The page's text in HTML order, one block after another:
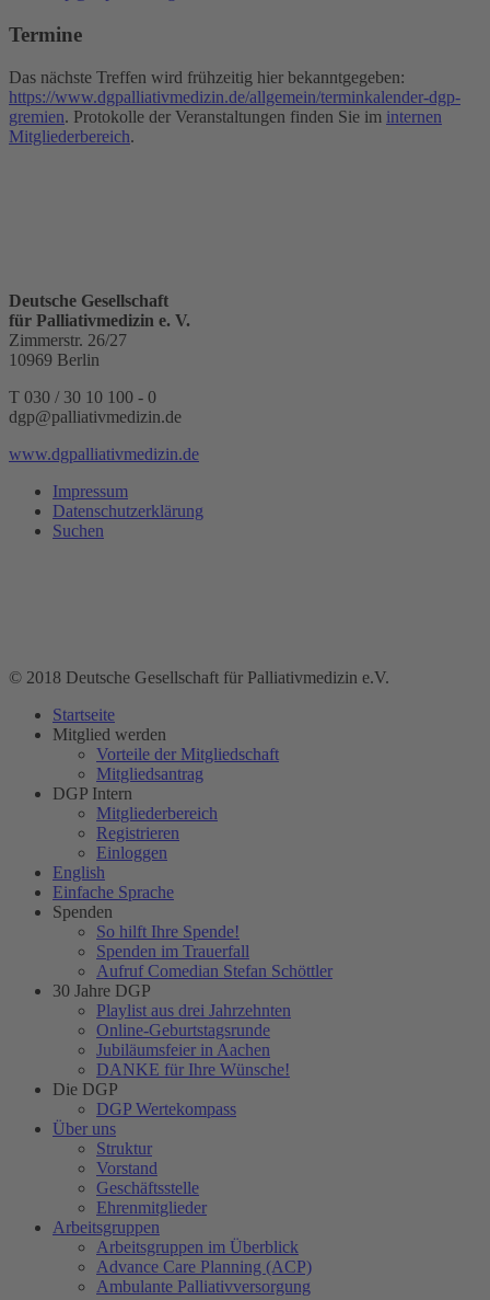
Termine
Das nächste Treffen wird frühzeitig hier bekanntgegeben:
https://www.dgpalliativmedizin.de/allgemein/terminkalender-dgp-
gremien. Protokolle der Veranstaltungen finden Sie im internen
Mitgliederbereich.
Deutsche Gesellschaft
für Palliativmedizin e. V.
Zimmerstr. 26/27
10969 Berlin
T 030 / 30 10 100 - 0
dgp@palliativmedizin.de
www.dgpalliativmedizin.de
Impressum
Datenschutzerklärung
Suchen
© 2018 Deutsche Gesellschaft für Palliativmedizin e.V.
Startseite
Mitglied werden
Vorteile der Mitgliedschaft
Mitgliedsantrag
DGP Intern
Mitgliederbereich
Registrieren
Einloggen
English
Einfache Sprache
Spenden
So hilft Ihre Spende!
Spenden im Trauerfall
Aufruf Comedian Stefan Schöttler
30 Jahre DGP
Playlist aus drei Jahrzehnten
Online-Geburtstagsrunde
Jubiläumsfeier in Aachen
DANKE für Ihre Wünsche!
Die DGP
DGP Wertekompass
Über uns
Struktur
Vorstand
Geschäftsstelle
Ehrenmitglieder
Arbeitsgruppen
Arbeitsgruppen im Überblick
Advance Care Planning (ACP)
Ambulante Palliativversorgung